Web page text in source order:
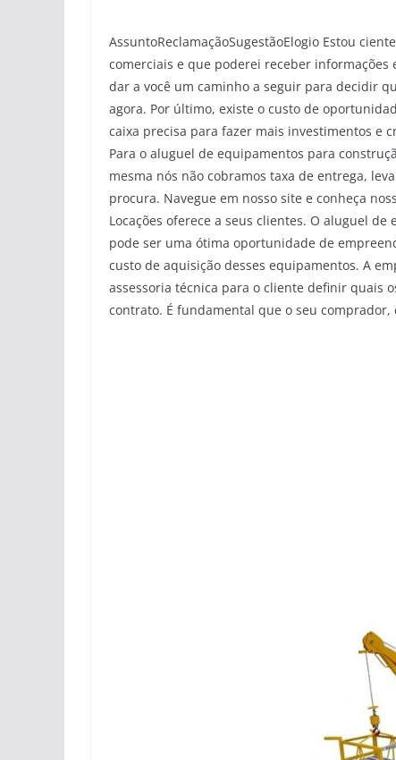
AssuntoReclamaçãoSugestãoElogio Estou
comerciais e que poderei receber informações
dar a você um caminho a seguir para decidir
agora. Por último, existe o custo de
caixa precisa para fazer mais investimentos e
Para o aluguel de equipamentos para
mesma nós não cobramos taxa de entrega,
procura. Navegue em nosso site e conheça
Locações oferece a seus clientes. O aluguel
pode ser uma ótima oportunidade de
custo de aquisição desses equipamentos. A
assessoria técnica para o cliente definir quais
contrato. É fundamental que o seu